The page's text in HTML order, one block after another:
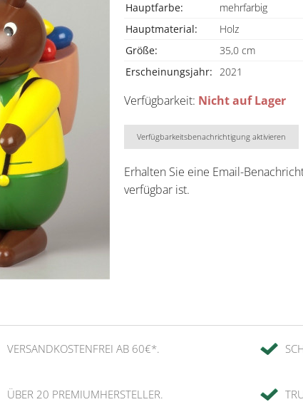
Hauptfarbe:
mehrfarbig
Hauptmaterial:
Holz
Größe:
35,0 cm
Erscheinungsjahr: 2021
Verfügbarkeit: Nicht auf Lager
Verfügbarkeitsbenachrichtigung aktivieren
Erhalten Sie eine Email-
verfügbar ist.
VERSANDKOSTENFREI AB 60€*.
ÜBER 20 PREMIUMHERSTELLER.